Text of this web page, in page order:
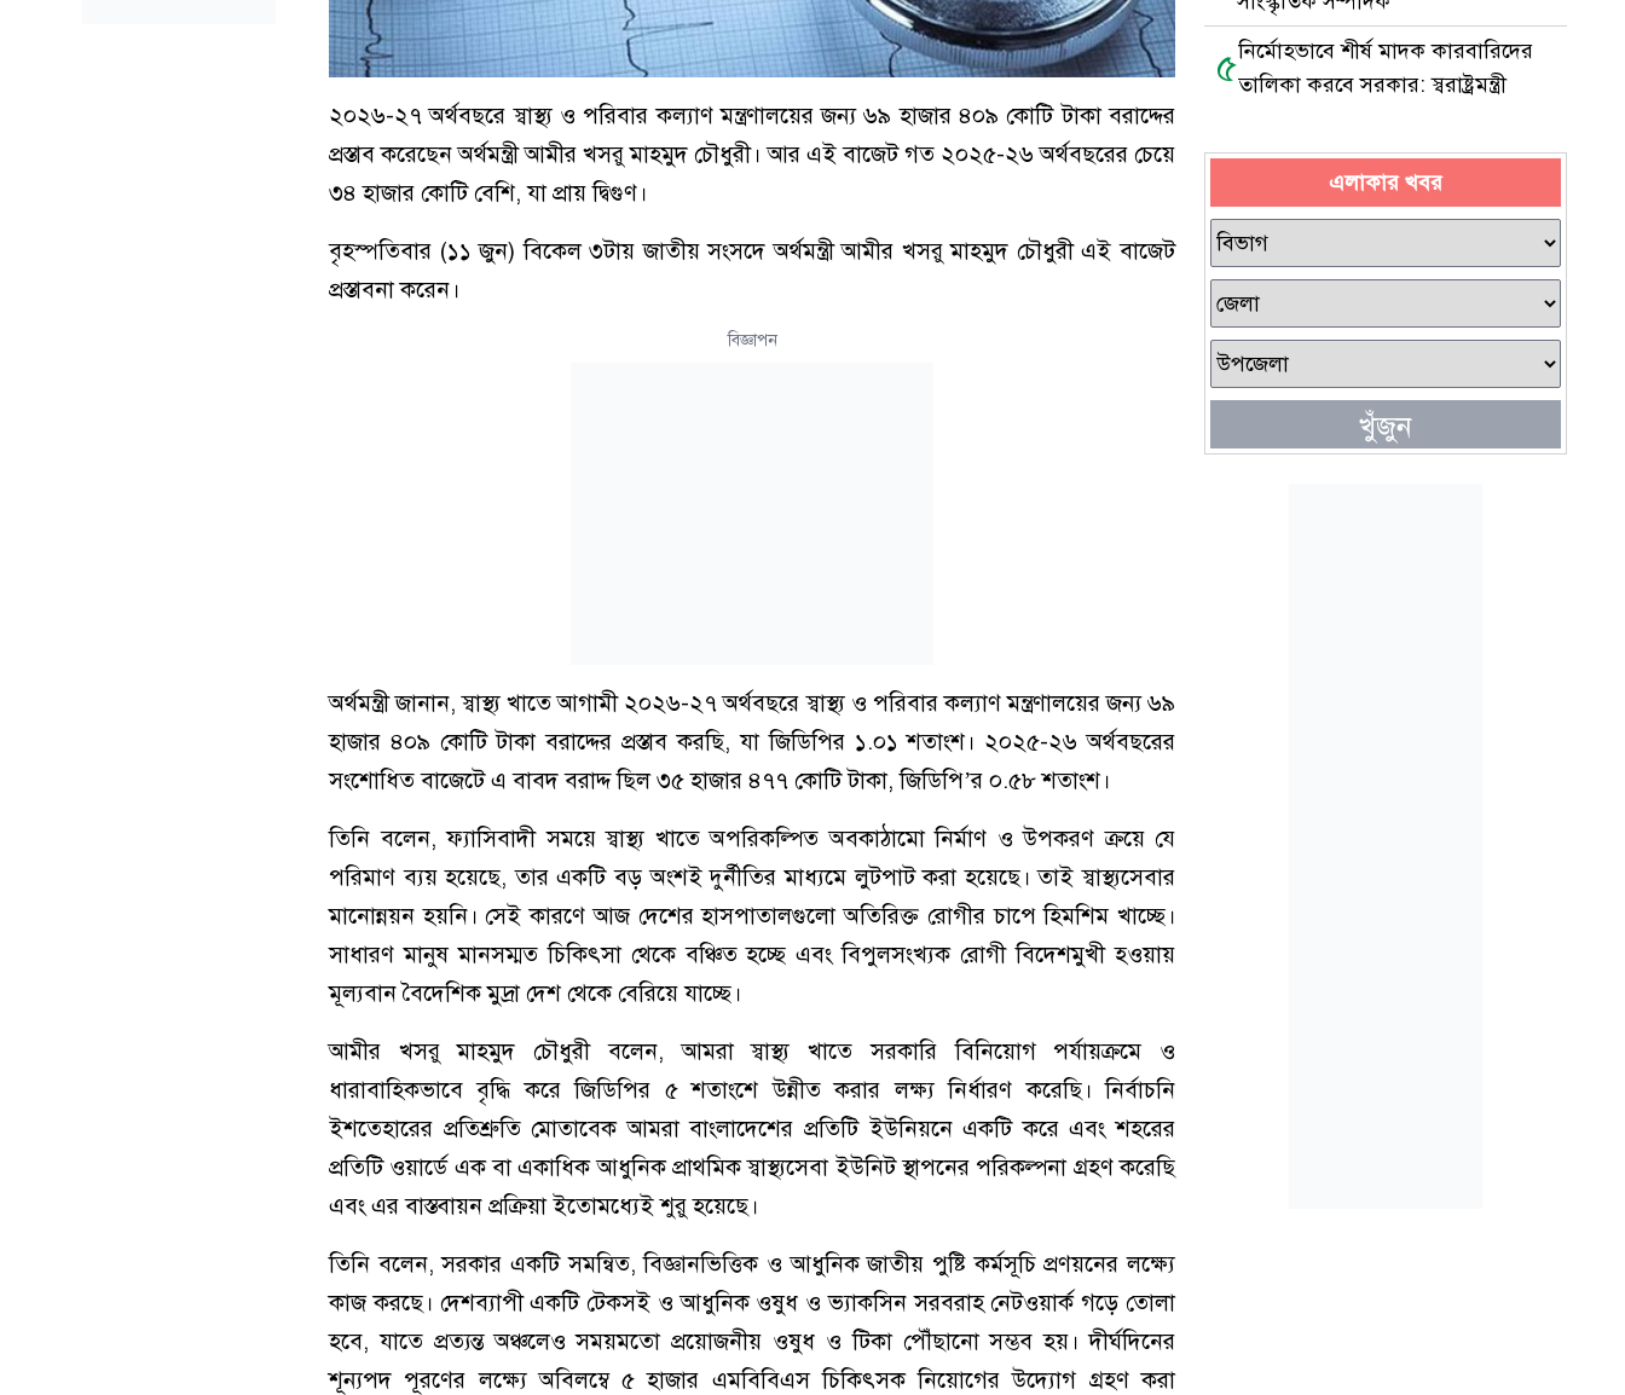
২০২৬-২৭ অর্থবছরে স্বাস্থ্য ও পরিবার কল্যাণ মন্ত্রণালয়ের জন্য ৬৯ হাজার ৪০৯ কোটি টাকা বরাদ্দের
প্রস্তাব করেছেন অর্থমন্ত্রী আমীর খসরু মাহমুদ চৌধুরী। আর এই বাজেট গত ২০২৫-২৬ অর্থবছরের চেয়ে
৩৪ হাজার কোটি বেশি, যা প্রায় দ্বিগুণ।
বৃহস্পতিবার (১১ জুন) বিকেল ৩টায় জাতীয় সংসদে অর্থমন্ত্রী আমীর খসরু মাহমুদ চৌধুরী এই বাজেট
প্রস্তাবনা করেন।
বিজ্ঞাপন
অর্থমন্ত্রী জানান, স্বাস্থ্য খাতে আগামী ২০২৬-২৭ অর্থবছরে স্বাস্থ্য ও পরিবার কল্যাণ মন্ত্রণালয়ের জন্য ৬৯
হাজার ৪০৯ কোটি টাকা বরাদ্দের প্রস্তাব করছি, যা জিডিপির ১.০১ শতাংশ। ২০২৫-২৬ অর্থবছরের
সংশোধিত বাজেটে এ বাবদ বরাদ্দ ছিল ৩৫ হাজার ৪৭৭ কোটি টাকা, জিডিপি’র ০.৫৮ শতাংশ।
তিনি বলেন, ফ্যাসিবাদী সময়ে স্বাস্থ্য খাতে অপরিকল্পিত অবকাঠামো নির্মাণ ও উপকরণ ক্রয়ে যে
পরিমাণ ব্যয় হয়েছে, তার একটি বড় অংশই দুর্নীতির মাধ্যমে লুটপাট করা হয়েছে। তাই স্বাস্থ্যসেবার
মানোন্নয়ন হয়নি। সেই কারণে আজ দেশের হাসপাতালগুলো অতিরিক্ত রোগীর চাপে হিমশিম খাচ্ছে।
সাধারণ মানুষ মানসম্মত চিকিৎসা থেকে বঞ্চিত হচ্ছে এবং বিপুলসংখ্যক রোগী বিদেশমুখী হওয়ায়
মূল্যবান বৈদেশিক মুদ্রা দেশ থেকে বেরিয়ে যাচ্ছে।
আমীর খসরু মাহমুদ চৌধুরী বলেন, আমরা স্বাস্থ্য খাতে সরকারি বিনিয়োগ পর্যায়ক্রমে ও
ধারাবাহিকভাবে বৃদ্ধি করে জিডিপির ৫ শতাংশে উন্নীত করার লক্ষ্য নির্ধারণ করেছি। নির্বাচনি
ইশতেহারের প্রতিশ্রুতি মোতাবেক আমরা বাংলাদেশের প্রতিটি ইউনিয়নে একটি করে এবং শহরের
প্রতিটি ওয়ার্ডে এক বা একাধিক আধুনিক প্রাথমিক স্বাস্থ্যসেবা ইউনিট স্থাপনের পরিকল্পনা গ্রহণ করেছি
এবং এর বাস্তবায়ন প্রক্রিয়া ইতোমধ্যেই শুরু হয়েছে।
তিনি বলেন, সরকার একটি সমন্বিত, বিজ্ঞানভিত্তিক ও আধুনিক জাতীয় পুষ্টি কর্মসূচি প্রণয়নের লক্ষ্যে
কাজ করছে। দেশব্যাপী একটি টেকসই ও আধুনিক ওষুধ ও ভ্যাকসিন সরবরাহ নেটওয়ার্ক গড়ে তোলা
হবে, যাতে প্রত্যন্ত অঞ্চলেও সময়মতো প্রয়োজনীয় ওষুধ ও টিকা পৌঁছানো সম্ভব হয়। দীর্ঘদিনের
শূন্যপদ পূরণের লক্ষ্যে অবিলম্বে ৫ হাজার এমবিবিএস চিকিৎসক নিয়োগের উদ্যোগ গ্রহণ করা
৫নির্মোহভাবে শীর্ষ মাদক কারবারিদের
তালিকা করবে সরকার: স্বরাষ্ট্রমন্ত্রী
এলাকার খবর
খুঁজুন